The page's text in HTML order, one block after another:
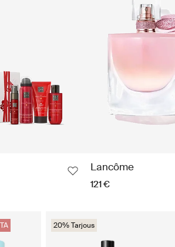
20% Tarjous
Lancôme
121 €